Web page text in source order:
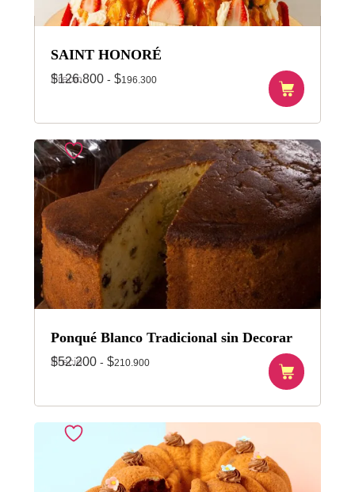
SAINT HONORÉ
Precio
$126.800- $196.300
Ponqué Blanco Tradicional sin Decorar
Precio
$52.200- $210.900